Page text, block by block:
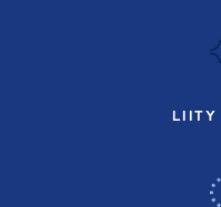
LIITY